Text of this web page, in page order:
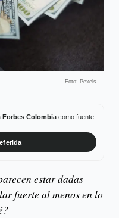
Foto: Pexels.
Forbes Colombiacomo fuente
estar dadas
fuerte al menos en lo